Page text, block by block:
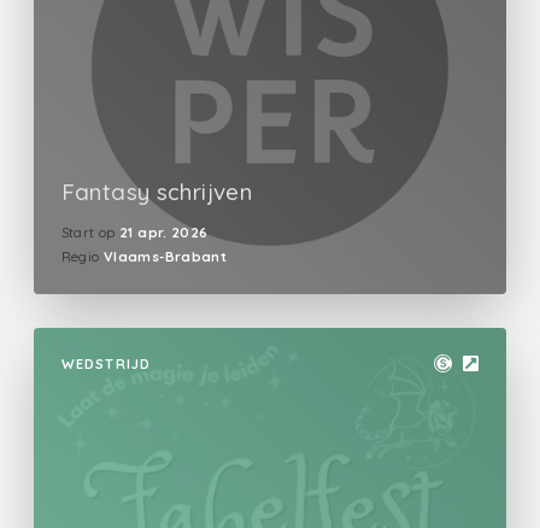
Fantasy schrijven
Start op 21 apr. 2026
Regio Vlaams-Brabant
WEDSTRIJD